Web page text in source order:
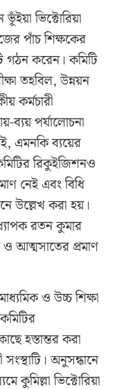
ভিক্টোরিয়া
পাঁচ শিক্ষকের
গঠন করেন। কমিটি
তহবিল, উন্নয়ন
কর্মচারী
ব্যয় পর্যালোচনা
এমনকি ব্যয়ের
রিকুইজিশনও
নেই এবং বিধি
উল্লেখ করা হয়।
রতন কুমার
ও আত্মসাতের প্রমাণ
ও উচ্চ শিক্ষা
হস্তান্তর করা
অনুসন্ধানে
কুমিল্লা ভিক্টোরিয়া